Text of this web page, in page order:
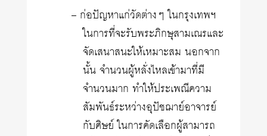
– ก่อปัญหาแก่วัดต่างๆ ในกรุงเทพฯ
ในการที่จะรับพระภิกษุสามเณรและ
จัดเสนาสนะให้เหมาะสม นอกจาก
นั้น จำนวนผู้หลั่งไหลเข้ามาที่มี
จำนวนมาก ทำให้ประเพณีความ
สัมพันธ์ระหว่างอุปัชฌาย์อาจารย์
กับศิษย์ ในการคัดเลือกผู้สามารถ